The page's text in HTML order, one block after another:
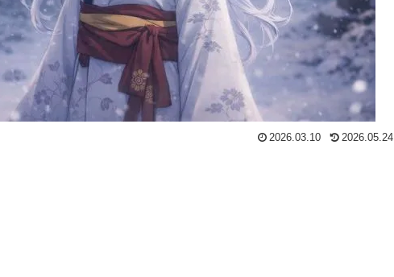
2026.03.10 2026.05.24